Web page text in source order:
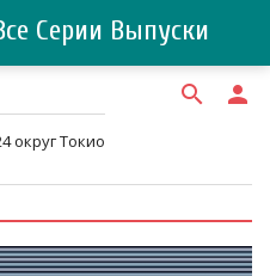
Серии Выпуски
search person
округ Токио